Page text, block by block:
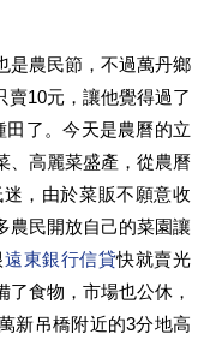
是農民節，不過萬丹鄉
賣10元，讓他覺得過了
了。今天是農曆的立
、高麗菜盛產，從農曆
，由於菜販不願意收
農民開放自己的菜園讓
遠東銀行信貸快就賣光
食物，市場也公休，
新吊橋附近的3分地高